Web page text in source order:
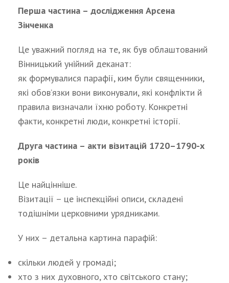
Перша частина – дослідження Арсена
Зінченка
Це уважний погляд на те, як був облаштований
Вінницький унійний деканат:
як формувалися парафії, ким були священники,
які обов’язки вони виконували, які конфлікти й
правила визначали їхню роботу. Конкретні
факти, конкретні люди, конкретні історії.
Друга частина – акти візитацій 1720–1790-х
років
Це найцінніше.
Візитації – це інспекційні описи, складені
тодішніми церковними урядниками.
У них – детальна картина парафій:
скільки людей у громаді;
хто з них духовного, хто світського стану;